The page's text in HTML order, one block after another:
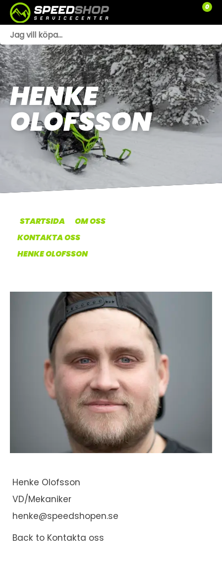
0
TRÄDGÅRD
SLÄPVAGNAR
RESERVDELAR
SNÖSKOTRAR
SPRÄNGSKISSER
HENKE
OLOFSSON
STARTSIDA
OM OSS
KONTAKTA OSS
HENKE OLOFSSON
Henke Olofsson
VD/Mekaniker
henke@speedshopen.se
Back to Kontakta oss